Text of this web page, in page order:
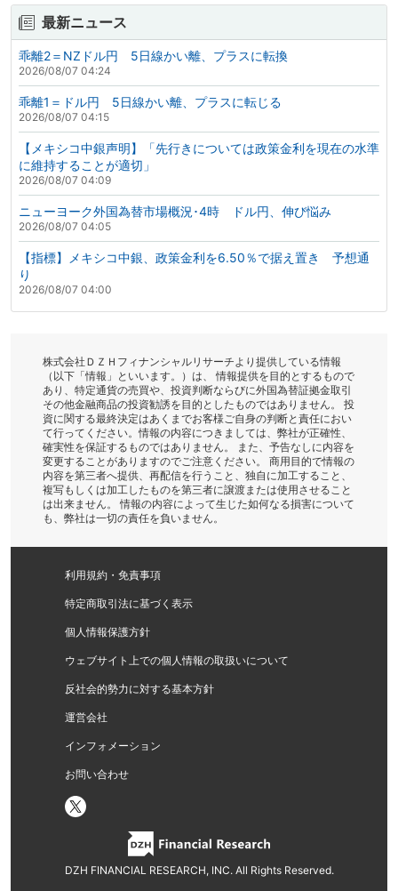
最新ニュース
乖離2＝NZドル円 5日線かい離、プラスに転換
2026/08/07 04:24
乖離1＝ドル円 5日線かい離、プラスに転じる
2026/08/07 04:15
【メキシコ中銀声明】「先行きについては政策金利を現在の水準
に維持することが適切」
2026/08/07 04:09
ニューヨーク外国為替市場概況･4時 ドル円、伸び悩み
2026/08/07 04:05
【指標】メキシコ中銀、政策金利を6.50％で据え置き 予想通
り
2026/08/07 04:00
株式会社ＤＺＨフィナンシャルリサーチより提供している情報
（以下「情報」といいます。）は、 情報提供を目的とするもので
あり、特定通貨の売買や、投資判断ならびに外国為替証拠金取引
その他金融商品の投資勧誘を目的としたものではありません。 投
資に関する最終決定はあくまでお客様ご自身の判断と責任におい
て行ってください。情報の内容につきましては、弊社が正確性、
確実性を保証するものではありません。 また、予告なしに内容を
変更することがありますのでご注意ください。 商用目的で情報の
内容を第三者へ提供、再配信を行うこと、独自に加工すること、
複写もしくは加工したものを第三者に譲渡または使用させること
は出来ません。 情報の内容によって生じた如何なる損害について
も、弊社は一切の責任を負いません。
利用規約・免責事項
特定商取引法に基づく表示
個人情報保護方針
ウェブサイト上での個人情報の取扱いについて
反社会的勢力に対する基本方針
運営会社
インフォメーション
お問い合わせ
DZH FINANCIAL RESEARCH, INC. All Rights Reserved.